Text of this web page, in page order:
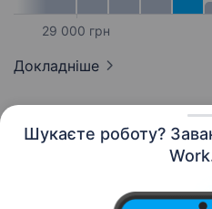
Шукаєте роботу?
29 000 грн
Докладніше